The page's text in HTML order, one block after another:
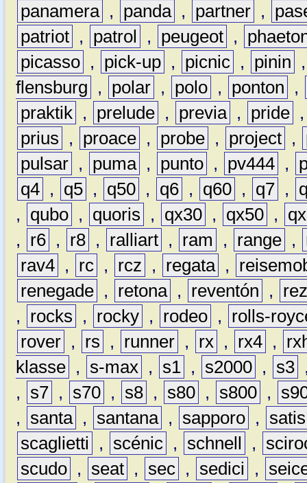
panamera , panda , partner ,
patriot , patrol , peugeot ,
picasso , pick-up , picnic , pinin
flensburg
, polar , polo , ponton
,
praktik , prelude , previa , pride
prius
, proace , probe , project ,
pulsar , puma , punto , pv444 ,
q4 , q5 , q50 , q6 , q60 , q7 ,
,
qubo , quoris , qx30 , qx50 ,
,
r6 , r8 , ralliart , ram , range ,
rav4 , rc , rcz , regata ,
renegade , retona , reventón ,
,
rocks , rocky , rodeo ,
rolls-
rover , rs , runner , rx , rx4 ,
klasse , s-max , s1 , s2000 , s3
,
s7 , s70 , s8 , s80 , s800 ,
,
santa , santana , sapporo ,
satis
scaglietti
, scénic , schnell ,
scudo , seat , sec , sedici ,